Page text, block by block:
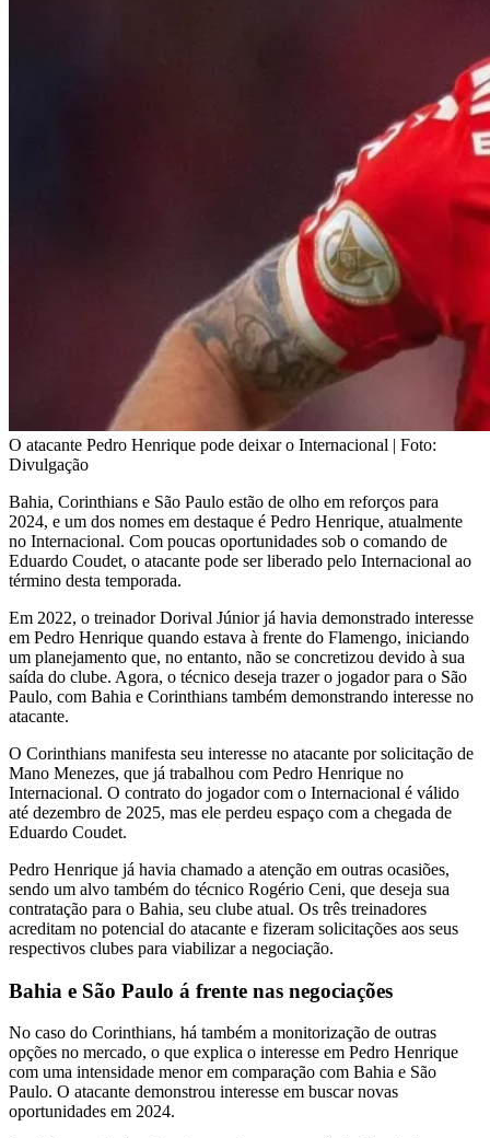
O atacante Pedro Henrique pode deixar o Internacional | Foto:
Divulgação
Bahia, Corinthians e São Paulo estão de olho em reforços para
2024, e um dos nomes em destaque é Pedro Henrique, atualmente
no Internacional. Com poucas oportunidades sob o comando de
Eduardo Coudet, o atacante pode ser liberado pelo Internacional ao
término desta temporada.
Em 2022, o treinador Dorival Júnior já havia demonstrado interesse
em Pedro Henrique quando estava à frente do Flamengo, iniciando
um planejamento que, no entanto, não se concretizou devido à sua
saída do clube. Agora, o técnico deseja trazer o jogador para o São
Paulo, com Bahia e Corinthians também demonstrando interesse no
atacante.
O Corinthians manifesta seu interesse no atacante por solicitação de
Mano Menezes, que já trabalhou com Pedro Henrique no
Internacional. O contrato do jogador com o Internacional é válido
até dezembro de 2025, mas ele perdeu espaço com a chegada de
Eduardo Coudet.
Pedro Henrique já havia chamado a atenção em outras ocasiões,
sendo um alvo também do técnico Rogério Ceni, que deseja sua
contratação para o Bahia, seu clube atual. Os três treinadores
acreditam no potencial do atacante e fizeram solicitações aos seus
respectivos clubes para viabilizar a negociação.
Bahia e São Paulo á frente nas negociações
No caso do Corinthians, há também a monitorização de outras
opções no mercado, o que explica o interesse em Pedro Henrique
com uma intensidade menor em comparação com Bahia e São
Paulo. O atacante demonstrou interesse em buscar novas
oportunidades em 2024.